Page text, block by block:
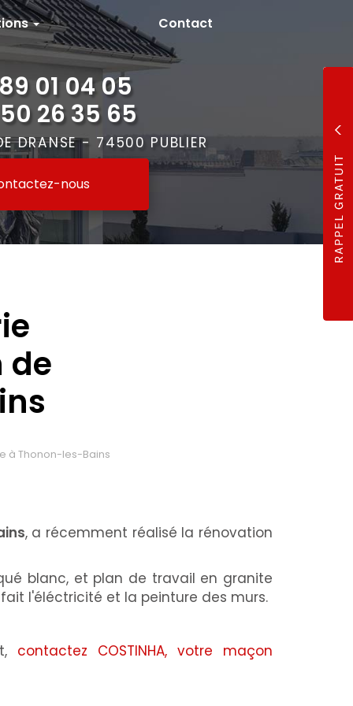
Contact
01 04 05
26 35 65
DRANSE - 74500 PUBLIER
nous
de
à Thonon-les-Bains
, a récemment réalisé la rénovation
blanc, et plan de travail en granite
l'éléctricité et la peinture des murs.
contactez COSTINHA, votre maçon